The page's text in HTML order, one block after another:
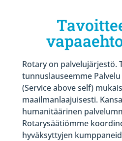
Rotary on palvelujärjestö.
tunnuslauseemme
(Service above self)
maailmanlaajuisesti.
humanitäärinen
Rotarysäätiömme
hyväksyttyjen